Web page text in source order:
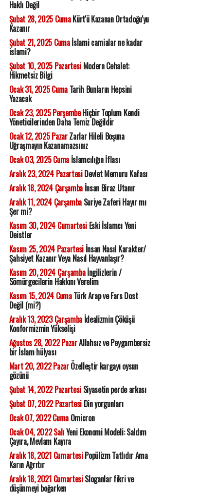
Haklı Değil
Şubat 28, 2025 CumaKürt'ü Kazanan Ortadoğu'yu
Kazanır
Şubat 21, 2025 Cumaİslami camialar ne kadar
islami?
Şubat 10, 2025 PazartesiModern Cehalet:
Hikmetsiz Bilgi
Ocak 31, 2025 CumaTarih Bunların Hepsini
Yazacak
Ocak 23, 2025 PerşembeHiçbir Toplum Kendi
Yöneticilerinden Daha Temiz Değildir
Ocak 12, 2025 PazarZarlar Hileli Boşuna
Uğraşmayın Kazanamazsınız
Ocak 03, 2025 Cumaİslamcılığın İflası
Aralık 23, 2024 PazartesiDevlet Memuru Kafası
Aralık 18, 2024 Çarşambaİnsan Biraz Utanır
Aralık 11, 2024 ÇarşambaSuriye Zaferi Hayır mı
Şer mi?
Kasım 30, 2024 CumartesiEski İslamcı Yeni
Deistler
Kasım 25, 2024 Pazartesiİnsan Nasıl Karakter/
Şahsiyet Kazanır Veya Nasıl Hayvanlaşır?
Kasım 20, 2024 Çarşambaİngilizlerin /
Sömürgecilerin Hakkını Verelim
Kasım 15, 2024 CumaTürk Arap ve Fars Dost
Değil (mi?)
Aralık 13, 2023 Çarşambaİdealizmin Çöküşü
Konformizmin Yükselişi
Ağustos 28, 2022 PazarAllahsız ve Peygambersiz
bir İslam hülyası
Mart 20, 2022 PazarÖzelleştir kargayı oysun
gözünü
Şubat 14, 2022 PazartesiSiyasetin perde arkası
Şubat 07, 2022 PazartesiDin yorgunları
Ocak 07, 2022 CumaOmicron
Ocak 04, 2022 SalıYeni Ekonomi Modeli: Saldım
Çayıra, Mevlam Kayıra
Aralık 18, 2021 CumartesiPopülizm Tatlıdır Ama
Karın Ağrıtır
Aralık 18, 2021 CumartesiSloganlar fikri ve
düşünmeyi boğarken